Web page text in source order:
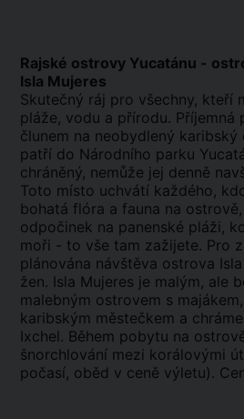
Rajské ostrovy Yucatánu -
Isla Mujeres
Skutečný ráj pro všechny, kteří
pláže, vodu a přírodu. Příjemná
člunem na neobydlený
patří do Národního parku
chráněný, nemůže jej denně
Toto místo uchvátí každého,
bohatá flóra a fauna na
odpočinek na panenské pláži,
moři - to vše tam zažijete. Pro
plánována návštěva ostrova
žen. Isla Mujeres je malým, ale
malebným ostrovem s
karibským městečkem a
Ixchel. Během pobytu na
šnorchlování mezi korálovými
počasí, oběd v ceně výletu).